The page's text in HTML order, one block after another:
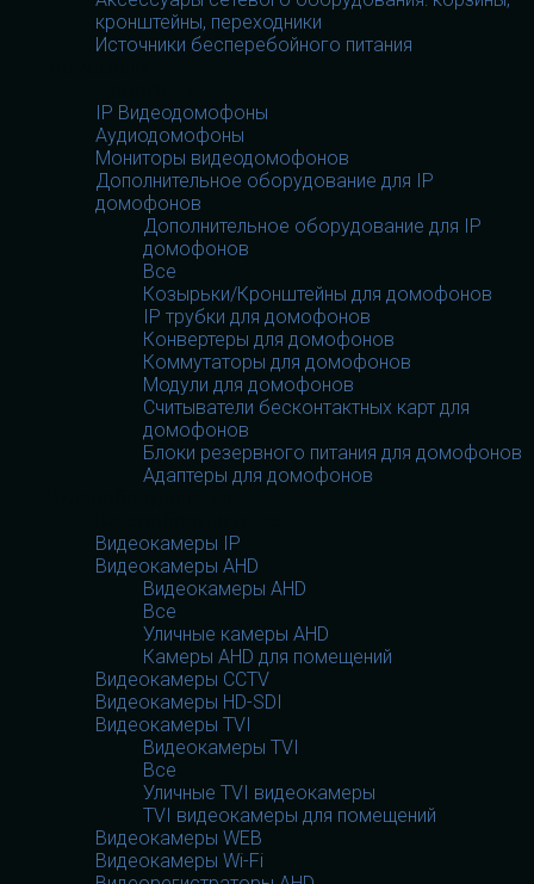
кронштейны, переходники
Источники бесперебойного питания
IP Видеодомофоны
Аудиодомофоны
Мониторы видеодомофонов
Дополнительное оборудование для IP
домофонов
Дополнительное оборудование для IP
домофонов
Все
Козырьки/Кронштейны для домофонов
IP трубки для домофонов
Конвертеры для домофонов
Коммутаторы для домофонов
Модули для домофонов
Считыватели бесконтактных карт для
домофонов
Блоки резервного питания для домофонов
Адаптеры для домофонов
Видеокамеры IP
Видеокамеры AHD
Видеокамеры AHD
Все
Уличные камеры AHD
Камеры AHD для помещений
Видеокамеры CCTV
Видеокамеры HD-SDI
Видеокамеры TVI
Видеокамеры TVI
Все
Уличные TVI видеокамеры
TVI видеокамеры для помещений
Видеокамеры WEB
Видеокамеры Wi-Fi